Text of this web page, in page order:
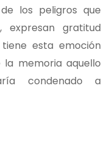
los peligros que
expresan gratitud
esta emoción
memoria aquello
condenado a